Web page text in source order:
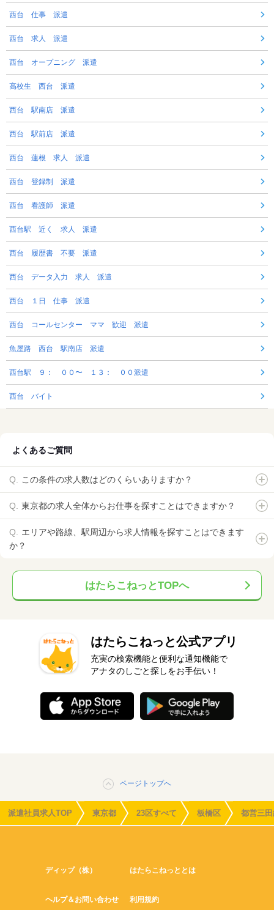
西台 仕事 派遣
西台 求人 派遣
西台 オープニング 派遣
高校生 西台 派遣
西台 駅南店 派遣
西台 駅前店 派遣
西台 蓮根 求人 派遣
西台 登録制 派遣
西台 看護師 派遣
西台駅 近く 求人 派遣
西台 履歴書 不要 派遣
西台 データ入力 求人 派遣
西台 １日 仕事 派遣
西台 コールセンター ママ 歓迎 派遣
魚屋路 西台 駅南店 派遣
西台駅 ９： ００〜 １３： ００派遣
西台 バイト
よくあるご質問
この条件の求人数はどのくらいありますか？
東京都の求人全体からお仕事を探すことはできますか？
エリアや路線、駅周辺から求人情報を探すことはできます
か？
はたらこねっとTOPへ
はたらこねっと公式アプリ
充実の検索機能と便利な通知機能で
アナタのしごと探しをお手伝い！
ページトップへ
派遣社員求人TOP 東京都 23区すべて 板橋区 都営三
ディップ（株） はたらこねっととは
ヘルプ＆お問い合わせ 利用規約